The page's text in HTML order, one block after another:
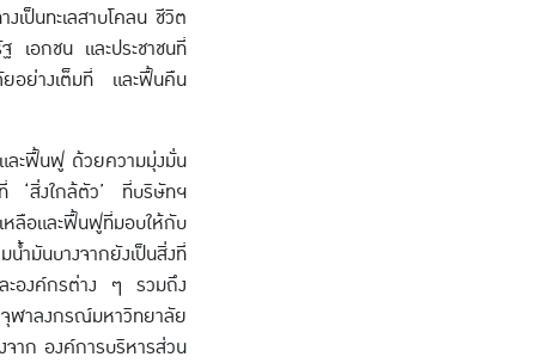
ป็นทะเลสาบโคลน ชีวิต
เอกชน และประชาชนที่
ยอย่างเต็มที่ และฟื้นคืน
ละฟื้นฟู ด้วยความมุ่งมั่น
ที่ ‘สิ่งใกล้ตัว’ ที่บริษัทฯ
หลือและฟื้นฟูที่มอบให้กับ
ำมันบางจากยังเป็นสิ่งที่
ะองค์กรต่าง ๆ รวมถึง
าลงกรณ์มหาวิทยาลัย
าก องค์การบริหารส่วน